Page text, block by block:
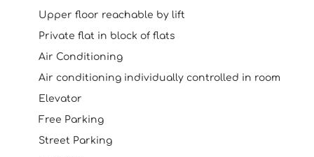
Upper floor reachable by lift
Private flat in block of flats
Air Conditioning
Air conditioning individually controlled in room
Elevator
Free Parking
Street Parking